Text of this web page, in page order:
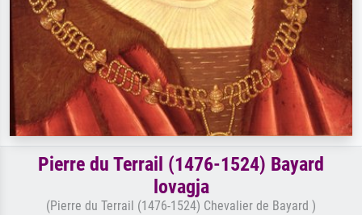
Pierre du Terrail (1476-1524) Bayard
lovagja
(Pierre du Terrail (1476-1524) Chevalier de Bayard )